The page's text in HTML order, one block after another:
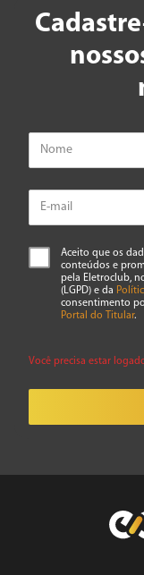
Aceito que os
conteúdos e
pela Eletroclub,
(LGPD) e da
consentimento
Portal do Titular.
Você precisa estar